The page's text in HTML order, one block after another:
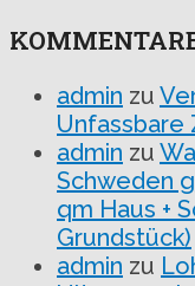
admin zu
Unfassbare
admin zu
Schweden
qm Haus +
Grundstück)
admin zu